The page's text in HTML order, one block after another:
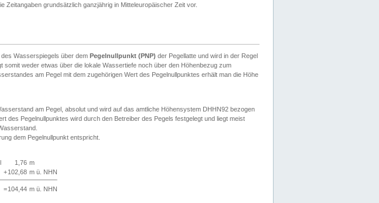
Zeitangaben grundsätzlich ganzjährig in Mitteleuropäischer Zeit vor.
Wasserspiegels über dem Pegelnullpunkt (PNP) der Pegellatte und wird in der Regel
weder etwas über die lokale Wassertiefe noch über den Höhenbezug zum
am Pegel mit dem zugehörigen Wert des Pegelnullpunktes erhält man die Höhe
am Pegel, absolut und wird auf das amtliche Höhensystem DHHN92 bezogen
des Pegelnullpunktes wird durch den Betreiber des Pegels festgelegt und liegt meist
dem Pegelnullpunkt entspricht.
1,76 m
+102,68 m ü. NHN
=104,44 m ü. NHN